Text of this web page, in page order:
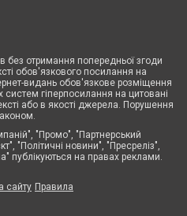
без отримання попередньої згоди
обов'язкового посилання на
видань обов'язкове розміщення
гіперпосилання на цитовані
або в якості джерела. Порушення
"Промо", "Партнерський
"Політичні новини", "Пресреліз",
публікуються на правах реклами.
сайту Правила